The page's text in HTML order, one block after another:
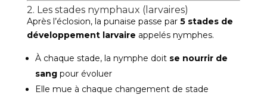
2. Les stades nymphaux (larvaires)
Après l’éclosion, la punaise passe par 5 stades de
développement larvaire appelés nymphes.
À chaque stade, la nymphe doit se nourrir de
sangpour évoluer
Elle mue à chaque changement de stade